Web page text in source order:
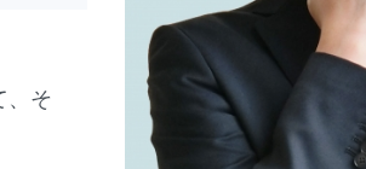
、そ